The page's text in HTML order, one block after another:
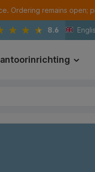
Ordering remains open;
8.6